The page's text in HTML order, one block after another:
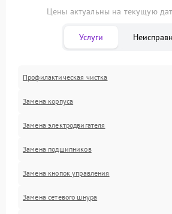
Цены актуальны на текущую
Услуги
Профилактическая чистка
Замена корпуса
Замена электродвигателя
Замена подшипников
Замена кнопок управления
Замена сетевого шнура